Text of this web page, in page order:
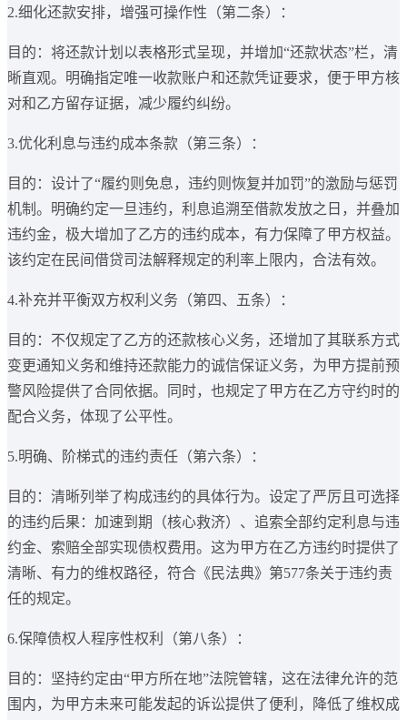
2.细化还款安排，增强可操作性（第二条）：
目的：将还款计划以表格形式呈现，并增加“还款状态”栏，清
晰直观。明确指定唯一收款账户和还款凭证要求，便于甲方核
对和乙方留存证据，减少履约纠纷。
3.优化利息与违约成本条款（第三条）：
目的：设计了“履约则免息，违约则恢复并加罚”的激励与惩罚
机制。明确约定一旦违约，利息追溯至借款发放之日，并叠加
违约金，极大增加了乙方的违约成本，有力保障了甲方权益。
该约定在民间借贷司法解释规定的利率上限内，合法有效。
4.补充并平衡双方权利义务（第四、五条）：
目的：不仅规定了乙方的还款核心义务，还增加了其联系方式
变更通知义务和维持还款能力的诚信保证义务，为甲方提前预
警风险提供了合同依据。同时，也规定了甲方在乙方守约时的
配合义务，体现了公平性。
5.明确、阶梯式的违约责任（第六条）：
目的：清晰列举了构成违约的具体行为。设定了严厉且可选择
的违约后果：加速到期（核心救济）、追索全部约定利息与违
约金、索赔全部实现债权费用。这为甲方在乙方违约时提供了
清晰、有力的维权路径，符合《民法典》第577条关于违约责
任的规定。
6.保障债权人程序性权利（第八条）：
目的：坚持约定由“甲方所在地”法院管辖，这在法律允许的范
围内，为甲方未来可能发起的诉讼提供了便利，降低了维权成